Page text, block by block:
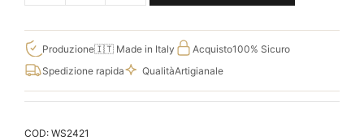
camera
da
letto
love
stickers
Produzione🇮🇹 Made in Italy Acquisto100% Sicuro
Spedizione rapida
QualitàArtigianale
COD: WS2421